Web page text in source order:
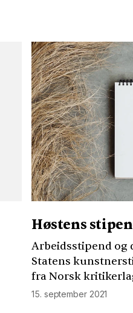
Høstens
Arbeidsstipend og
Statens
fra Norsk
15. september 2021